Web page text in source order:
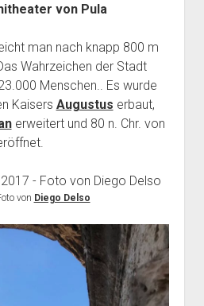
von Pula
man nach knapp 800 m
Wahrzeichen der Stadt
Menschen.. Es wurde
Kaisers Augustus erbaut,
erweitert und 80 n. Chr. von
von Diego Delso